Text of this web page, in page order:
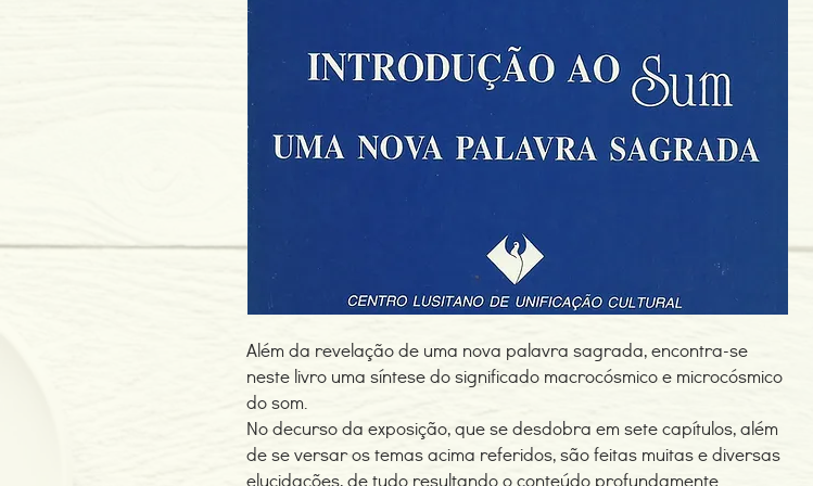
Além da revelação de uma nova palavra sagrada, encontra-se
neste livro uma síntese do significado macrocósmico e microcósmico
do som.
No decurso da exposição, que se desdobra em sete capítulos, além
de se versar os temas acima referidos, são feitas muitas e diversas
elucidações, de tudo resultando o conteúdo profundamente